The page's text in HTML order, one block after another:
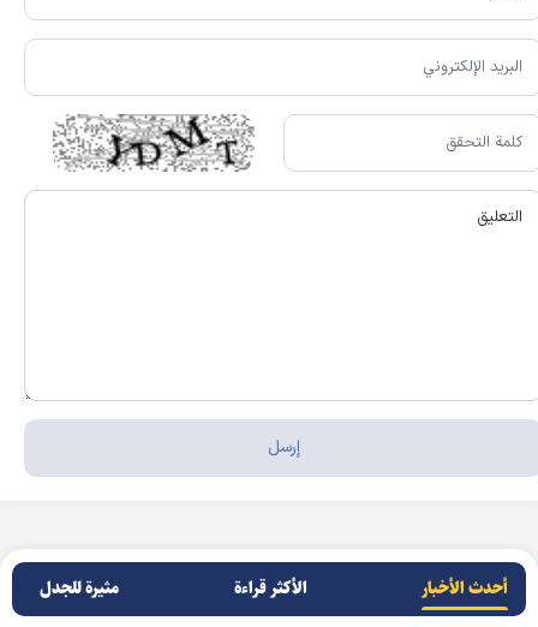
أحدث الأخبار الأکثر قراءة مثيرة للجدل